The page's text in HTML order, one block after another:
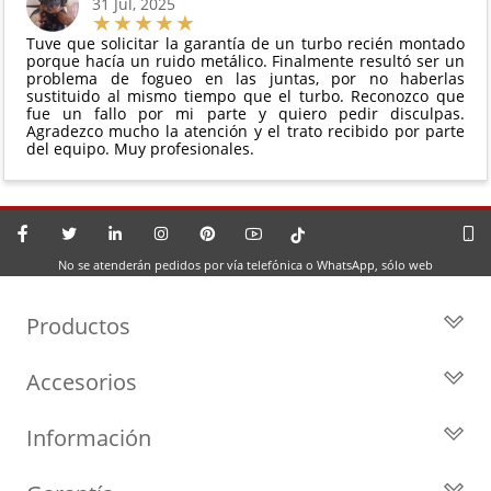
Tuve que solicitar la garantía de un turbo recién montado
porque hacía un ruido metálico. Finalmente resultó ser un
problema de fogueo en las juntas, por no haberlas
sustituido al mismo tiempo que el turbo. Reconozco que
fue un fallo por mi parte y quiero pedir disculpas.
Agradezco mucho la atención y el trato recibido por parte
del equipo. Muy profesionales.
No se atenderán pedidos por vía telefónica o WhatsApp, sólo web
Productos
Turbos por Marca
Cartuchos
Accesorios
Geometrías
Información